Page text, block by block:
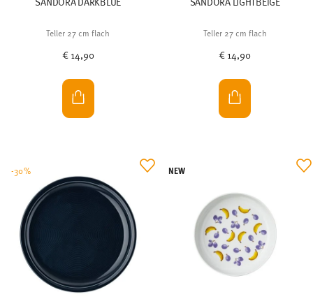
Teller 27 cm flach
€ 14,90
Teller 27 cm flach
€ 14,90
-30% NEW